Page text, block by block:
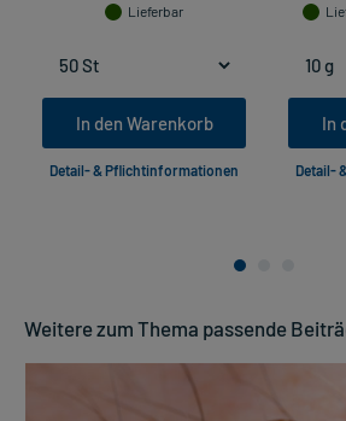
Lieferbar
In den Warenkorb
Detail- & Pflichtinformationen
In
Detail-
Weitere zum Thema passende